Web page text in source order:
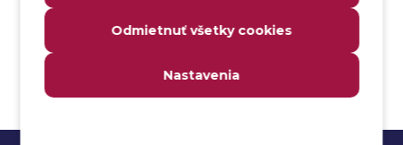
Analyzovateľnosť
Anti-malvér
Odmietnuť všetky cookies
Nastavenia